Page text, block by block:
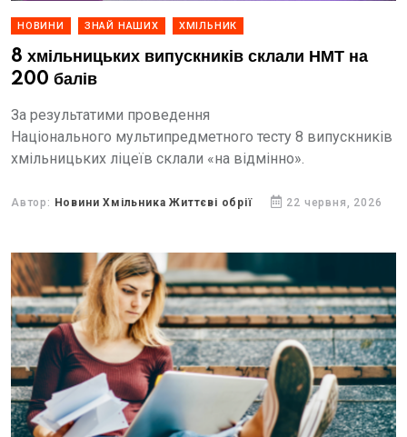
НОВИНИ ЗНАЙ НАШИХ ХМІЛЬНИК
8 хмільницьких випускників склали НМТ на
200 балів
За результатими проведення
Національного мультипредметного тесту 8 випускників
хмільницьких ліцеїв склали «на відмінно».
Автор: Новини Хмільника Життєві обрії 22 червня, 2026